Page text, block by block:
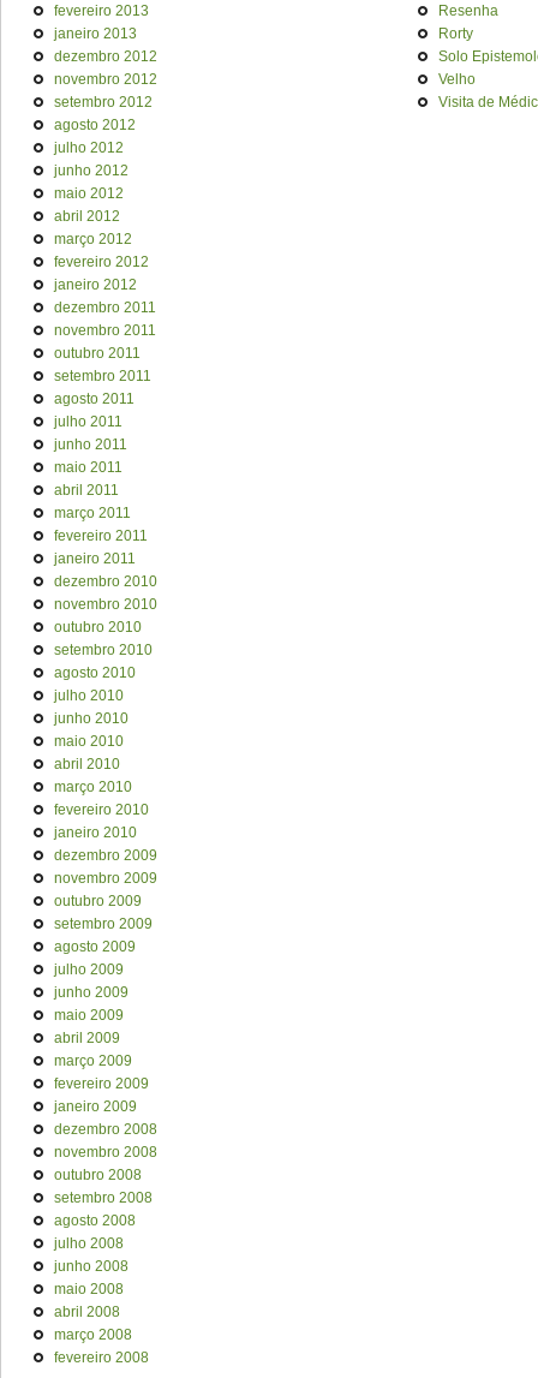
fevereiro 2013
janeiro 2013
dezembro 2012
novembro 2012
setembro 2012
agosto 2012
julho 2012
junho 2012
maio 2012
abril 2012
março 2012
fevereiro 2012
janeiro 2012
dezembro 2011
novembro 2011
outubro 2011
setembro 2011
agosto 2011
julho 2011
junho 2011
maio 2011
abril 2011
março 2011
fevereiro 2011
janeiro 2011
dezembro 2010
novembro 2010
outubro 2010
setembro 2010
agosto 2010
julho 2010
junho 2010
maio 2010
abril 2010
março 2010
fevereiro 2010
janeiro 2010
dezembro 2009
novembro 2009
outubro 2009
setembro 2009
agosto 2009
julho 2009
junho 2009
maio 2009
abril 2009
março 2009
fevereiro 2009
janeiro 2009
dezembro 2008
novembro 2008
outubro 2008
setembro 2008
agosto 2008
julho 2008
junho 2008
maio 2008
abril 2008
março 2008
fevereiro 2008
Resenha
Rorty
Solo
Velho
Visita de